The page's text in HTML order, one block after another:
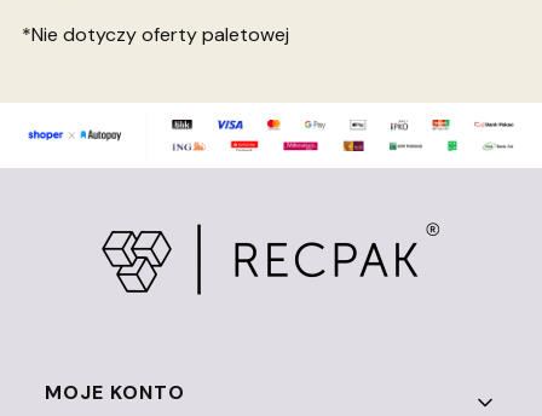
*Nie dotyczy oferty paletowej
Linki w stopce
MOJE KONTO